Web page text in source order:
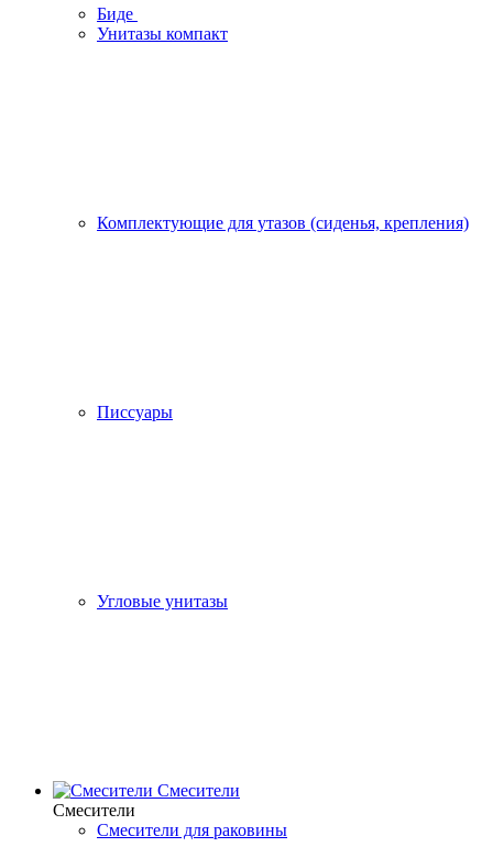
Биде
Унитазы компакт
Комплектующие для утазов (сиденья, крепления)
Писсуары
Угловые унитазы
Смесители
Смесители
Смесители для раковины